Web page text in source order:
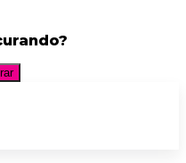
TELEVISÃO